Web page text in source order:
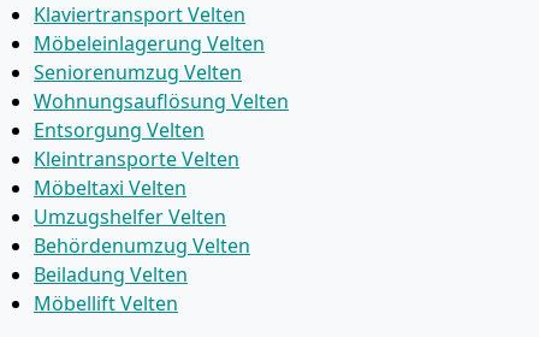
Klaviertransport Velten
Möbeleinlagerung Velten
Seniorenumzug Velten
Wohnungsauflösung Velten
Entsorgung Velten
Kleintransporte Velten
Möbeltaxi Velten
Umzugshelfer Velten
Behördenumzug Velten
Beiladung Velten
Möbellift Velten